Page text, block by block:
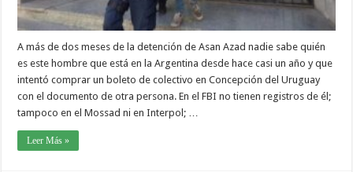
A más de dos meses de la detención de Asan Azad nadie sabe quién
es este hombre que está en la Argentina desde hace casi un año y que
intentó comprar un boleto de colectivo en Concepción del Uruguay
con el documento de otra persona. En el FBI no tienen registros de él;
tampoco en el Mossad ni en Interpol; …
Leer Más »